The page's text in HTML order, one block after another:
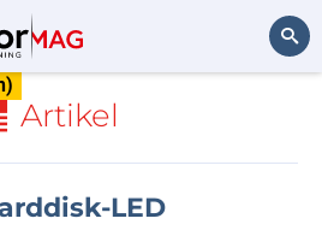
Artikel
LED